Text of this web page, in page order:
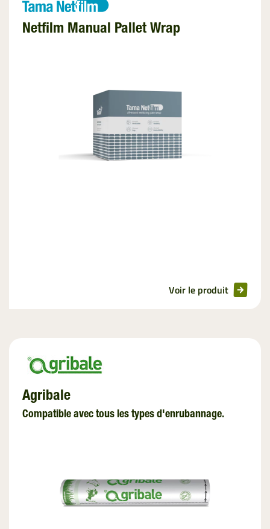
Netfilm Manual Pallet Wrap
Voir le produit
Agribale
Compatible avec tous les types d'enrubannage.